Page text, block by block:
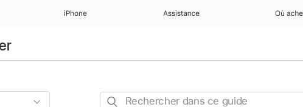
iPhone Assistance Où
Rechercher